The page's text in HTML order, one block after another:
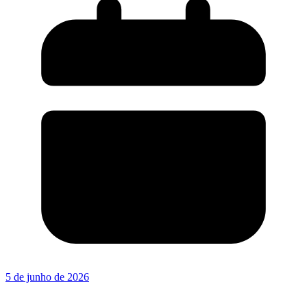
5 de junho de 2026